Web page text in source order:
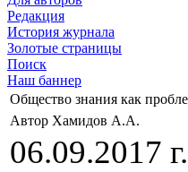
Редакция
История журнала
Золотые страницы
Поиск
Наш баннер
Общество знания как
Автор Хамидов А.А.
06.09.2017 г.